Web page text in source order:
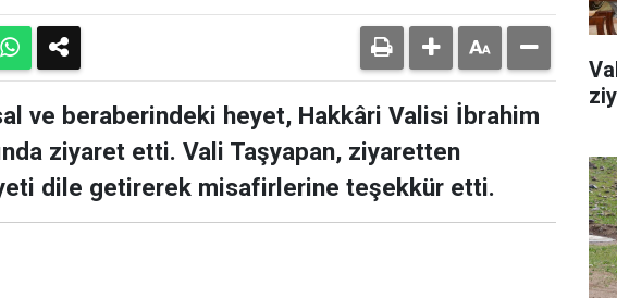
ve beraberindeki heyet, Hakkâri Valisi İbrahim
ziyaret etti. Vali Taşyapan, ziyaretten
dile getirerek misafirlerine teşekkür etti.